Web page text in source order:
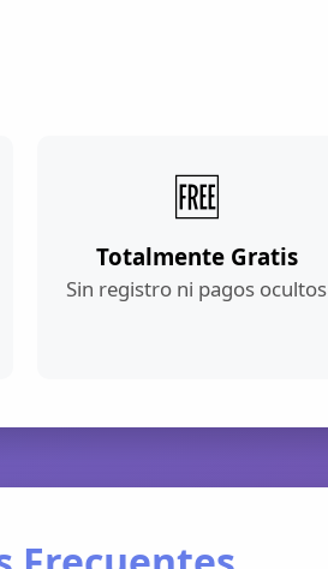
🆓
Totalmente Gratis
Sin registro ni pagos ocultos